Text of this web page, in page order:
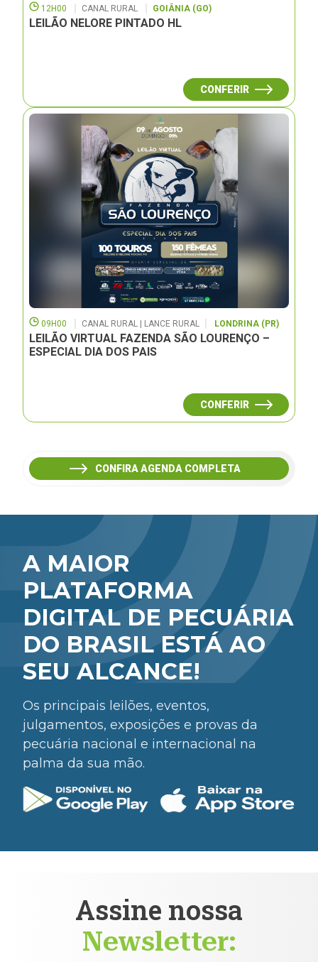
12H00 CANAL RURAL GOIÂNIA (GO)
LEILÃO NELORE PINTADO HL
CONFERIR
09H00 CANAL RURAL | LANCE RURAL LONDRINA (PR)
LEILÃO VIRTUAL FAZENDA SÃO LOURENÇO –
ESPECIAL DIA DOS PAIS
CONFERIR
CONFIRA AGENDA COMPLETA
A MAIOR
PLATAFORMA
DIGITAL DE PECUÁRIA
DO BRASIL ESTÁ AO
SEU ALCANCE!
Os principais leilões, eventos,
julgamentos, exposições e provas da
pecuária nacional e internacional na
palma da sua mão.
Assine nossa
Newsletter: